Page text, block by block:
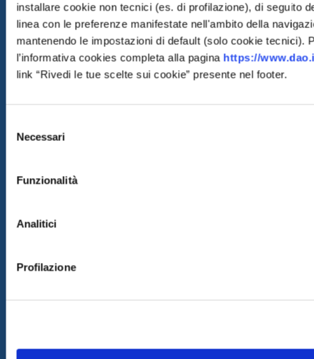
installare cookie non tecnici (es. di profilazione), di seguito
linea con le preferenze manifestate nell'ambito della
mantenendo le impostazioni di default (solo cookie
l’informativa cookies completa alla pagina https://
link “Rivedi le tue scelte sui cookie” presente nel footer.
delNecessari
Funzionalità
Analitici
Profilazione